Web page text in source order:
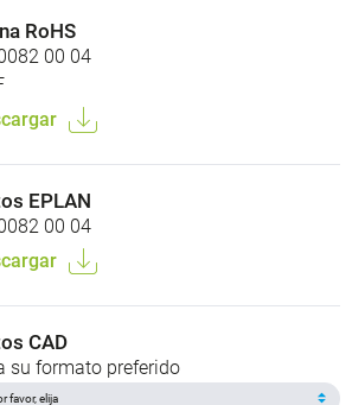
RoHS
00 04
EPLAN
00 04
CAD
su formato preferido